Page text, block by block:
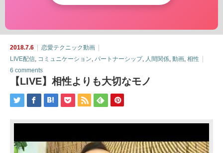
2018.7.6
恋愛テクニック動画
LIVE配信 コミュニケーション パートナーシップ, 人間関係 動画 相性
6 comments
【LIVE】相性よりも大切なモノ